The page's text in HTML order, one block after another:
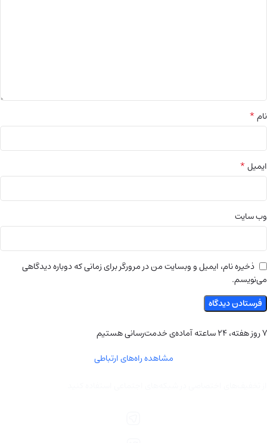
نام*
ایمیل*
وب‌ سایت
ذخیره نام، ایمیل و وبسایت من در مرورگر برای زمانی که دوباره دیدگاهی
می‌نویسم.
۷ روز هفته، ۲۴ ساعته آماده‌ی خدمت‌رسانی هستیم
مشاهده راه‌های ارتباطی